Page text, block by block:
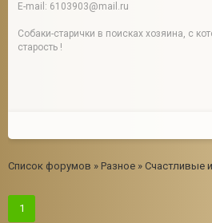
E-mail: 6103903@mail.ru
Собаки-старички в поисках хозяина, с
старость !
Список форумов » Разное » Счастливые
1